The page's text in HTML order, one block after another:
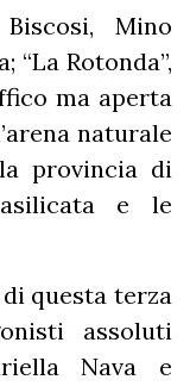
Mino
Rotonda”,
ma aperta
naturale
provincia di
e le
questa terza
assoluti
Nava e